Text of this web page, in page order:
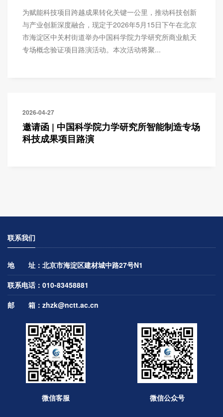
为赋能科技项目跨越成果转化关键一公里，推动科技创新
与产业创新深度融合，现定于2026年5月15日下午在北京
市海淀区中关村街道举办中国科学院力学研究所商业航天
专场概念验证项目路演活动。本次活动将聚...
2026-04-27
邀请函 | 中国科学院力学研究所智能制造专场
科技成果项目路演
联系我们
地 址：北京市海淀区建材城中路27号N1
联系电话：010-83458881
邮 箱： zhzk@nctt.ac.cn
微信客服 微信公众号